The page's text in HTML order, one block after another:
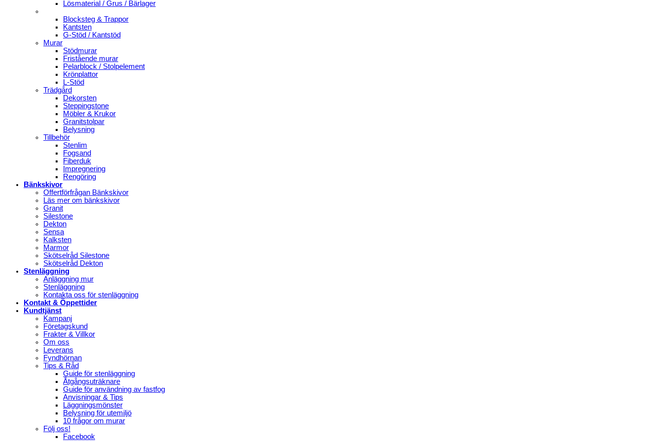
Lösmaterial / Grus / Bärlager
Blocksteg & Trappor
Kantsten
G-Stöd / Kantstöd
Murar
Stödmurar
Fristående murar
Pelarblock / Stolpelement
Krönplattor
L-Stöd
Trädgård
Dekorsten
Steppingstone
Möbler & Krukor
Granitstolpar
Belysning
Tillbehör
Stenlim
Fogsand
Fiberduk
Impregnering
Rengöring
Bänkskivor
Offertförfrågan Bänkskivor
Läs mer om bänkskivor
Granit
Silestone
Dekton
Sensa
Kalksten
Marmor
Skötselråd Silestone
Skötselråd Dekton
Stenläggning
Anläggning mur
Stenläggning
Kontakta oss för stenläggning
Kontakt & Öppettider
Kundtjänst
Kampanj
Företagskund
Frakter & Villkor
Om oss
Leverans
Fyndhörnan
Tips & Råd
Guide för stenläggning
Åtgångsuträknare
Guide för användning av fastfog
Anvisningar & Tips
Läggningsmönster
Belysning för utemiljö
10 frågor om murar
Följ oss!
Facebook